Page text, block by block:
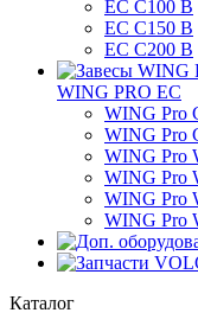
ЕС C100 B
EC C150 B
ЕС C200 B
WING PRO EC
WING Pro
WING Pro
WING Pro
WING Pro
WING Pro
WING Pro
Каталог